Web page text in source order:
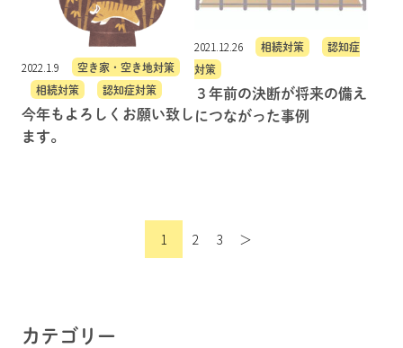
2022.1.9 空き家・空き地対策
相続対策 認知症対策
今年もよろしくお願い致し
ます。
2021.12.26 相続対策 認知症
対策
３年前の決断が将来の備え
につながった事例
1 2 3 ＞
カテゴリー